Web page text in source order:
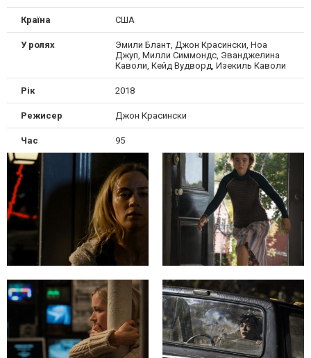
Країна США
У ролях
Эмили Блант, Джон Красински, Ноа
Джуп, Милли Симмондс, Эванджелина
Каволи, Кейд Вудворд, Изекиль Каволи
Рік 2018
Режисер Джон Красински
Час 95